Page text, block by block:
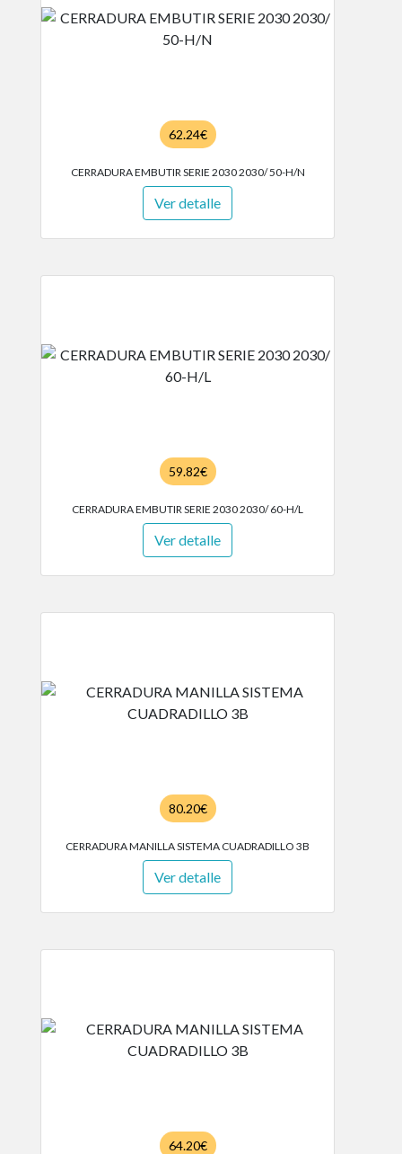
62.24€
CERRADURA EMBUTIR SERIE 2030 2030/ 50-H/N
Ver detalle
59.82€
CERRADURA EMBUTIR SERIE 2030 2030/ 60-H/L
Ver detalle
80.20€
CERRADURA MANILLA SISTEMA CUADRADILLO 3B
Ver detalle
64.20€